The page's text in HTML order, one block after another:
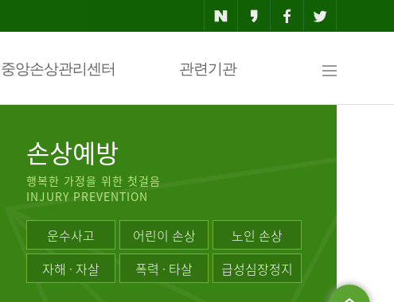
중앙손상관리센터 관련기관
맵
손상예방
행복한 가정을 위한 첫걸음
INJURY PREVENTION
운수사고 어린이 손상
노인 손상
자해 · 자살
폭력 · 타살 급성심장정지